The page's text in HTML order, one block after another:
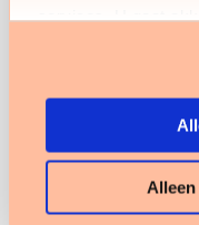
services. U gaat
van
vooropleiding
Wil je erbij zijn?